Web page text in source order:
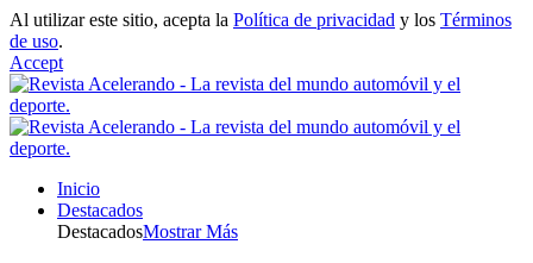
Al utilizar este sitio, acepta la Política de privacidad y los Términos
de uso.
Accept
Inicio
Destacados
DestacadosMostrar Más